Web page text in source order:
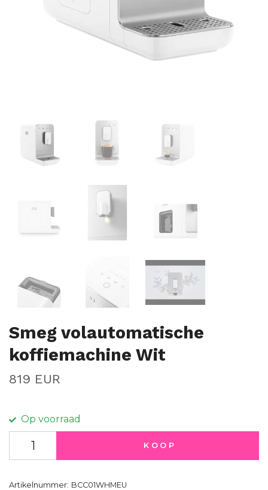
Smeg volautomatische
koffiemachine Wit
819 EUR
Op voorraad
KOOP
Artikelnummer: BCC01WHMEU